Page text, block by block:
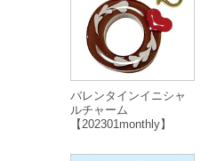
バレンタインイニシャ
ルチャーム
【202301monthly】